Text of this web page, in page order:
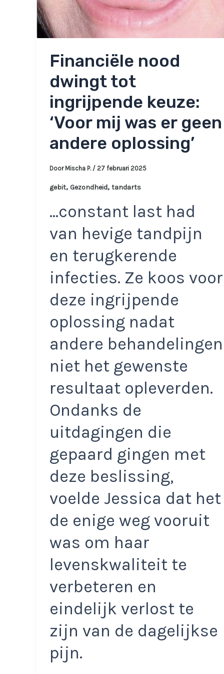
Financiële nood
dwingt tot
ingrijpende keuze:
‘Voor mij was er geen
andere oplossing’
Door Mischa P. / 27 februari 2025
gebit, Gezondheid, tandarts
…constant last had
van hevige tandpijn
en terugkerende
infecties. Ze koos voor
deze ingrijpende
oplossing nadat
andere behandelingen
niet het gewenste
resultaat opleverden.
Ondanks de
uitdagingen die
gepaard gingen met
deze beslissing,
voelde Jessica dat het
de enige weg vooruit
was om haar
levenskwaliteit te
verbeteren en
eindelijk verlost te
zijn van de dagelijkse
pijn.